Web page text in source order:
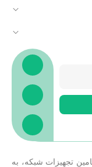
تجهیزات شبکه، به